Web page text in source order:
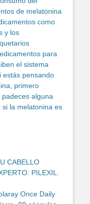
CABELLO
PILEXIL.
Once Daily